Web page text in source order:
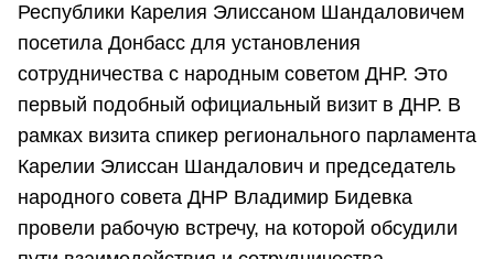
Республики Карелия Элиссаном Шандаловичем
посетила Донбасс для установления
сотрудничества с народным советом ДНР. Это
первый подобный официальный визит в ДНР. В
рамках визита спикер регионального парламента
Карелии Элиссан Шандалович и председатель
народного совета ДНР Владимир Бидевка
провели рабочую встречу, на которой обсудили